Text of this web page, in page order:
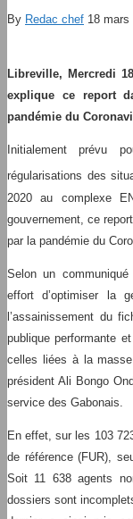
By Redac chef 18 mars
Libreville, Mercredi
explique ce report
pandémie du
Initialement prévu
régularisations des
2020 au complexe
gouvernement, ce
par la pandémie du
Selon un
effort d’optimiser la
l’assainissement du
publique performante
celles liées à la
président Ali Bongo
service des Gabonais.
En effet, sur les 103
de référence (FUR),
Soit 11 638 agents
dossiers sont